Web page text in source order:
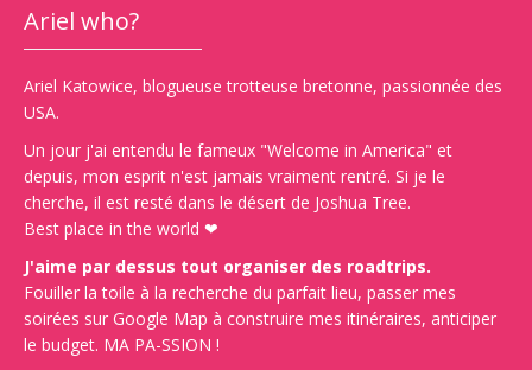
Ariel who?
Ariel Katowice, blogueuse trotteuse bretonne, passionnée des
USA.
Un jour j'ai entendu le fameux "Welcome in America" et
depuis, mon esprit n'est jamais vraiment rentré. Si je le
cherche, il est resté dans le désert de Joshua Tree.
Best place in the world ❤
J'aime par dessus tout organiser des roadtrips.
Fouiller la toile à la recherche du parfait lieu, passer mes
soirées sur Google Map à construire mes itinéraires, anticiper
le budget. MA PA-SSION !